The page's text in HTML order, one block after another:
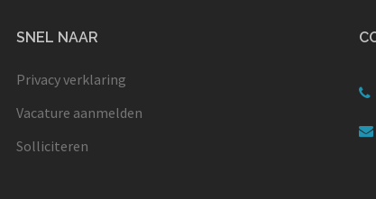
SNEL NAAR
Privacy verklaring
Vacature aanmelden
Solliciteren